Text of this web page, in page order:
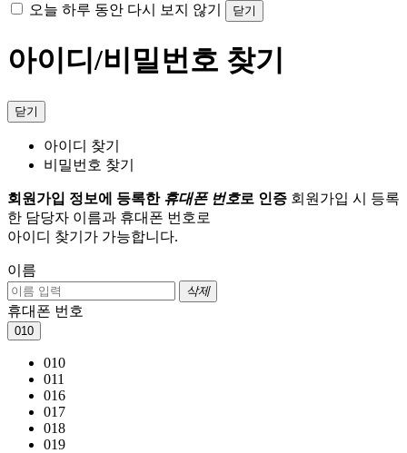
오늘 하루 동안 다시 보지 않기 닫기
아이디/비밀번호 찾기
닫기
아이디 찾기
비밀번호 찾기
회원가입 정보에 등록한 휴대폰 번호로 인증 회원가입 시 등록
한 담당자 이름과 휴대폰 번호로
아이디 찾기가 가능합니다.
이름
삭제
휴대폰 번호
010
010
011
016
017
018
019